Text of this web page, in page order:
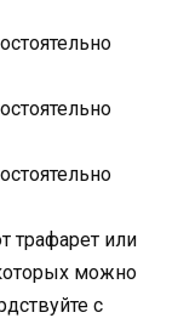
трафарет или
можно
с